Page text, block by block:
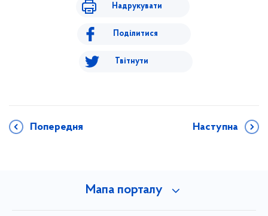
Надрукувати
Поділитися
Твітнути
Попередня Наступна
Мапа порталу